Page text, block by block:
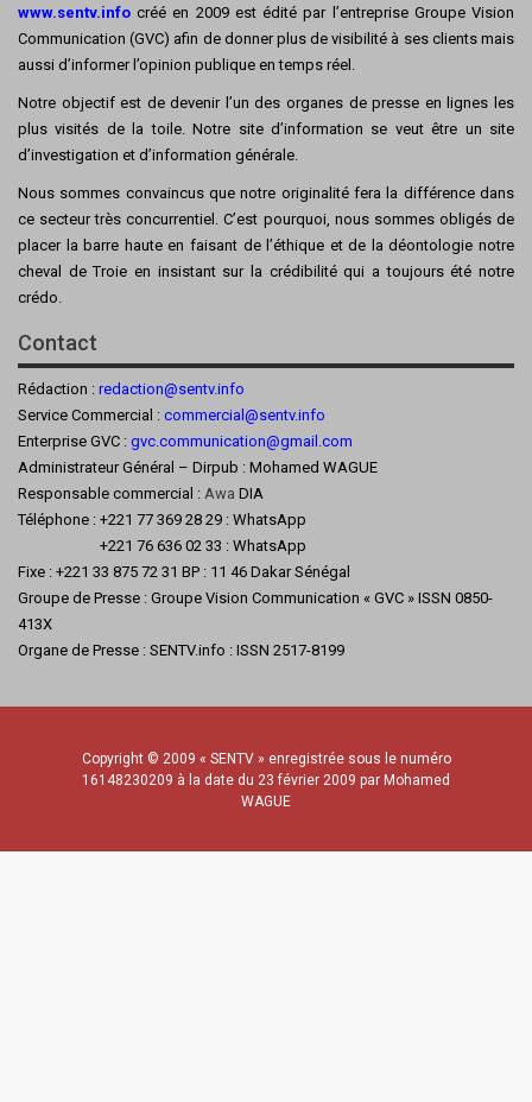
www.sentv.info créé en 2009 est édité par l’entreprise Groupe Vision
Communication (GVC) afin de donner plus de visibilité à ses clients mais
aussi d’informer l’opinion publique en temps réel.
Notre objectif est de devenir l’un des organes de presse en lignes les
plus visités de la toile. Notre site d’information se veut être un site
d’investigation et d’information générale.
Nous sommes convaincus que notre originalité fera la différence dans
ce secteur très concurrentiel. C’est pourquoi, nous sommes obligés de
placer la barre haute en faisant de l’éthique et de la déontologie notre
cheval de Troie en insistant sur la crédibilité qui a toujours été notre
crédo.
Contact
Rédaction : redaction@sentv.info
Service Commercial : commercial@sentv.info
Enterprise GVC : gvc.communication@gmail.com
Administrateur Général – Dirpub : Mohamed WAGUE
Responsable commercial : Awa DIA
Téléphone : +221 77 369 28 29 : WhatsApp
+221 76 636 02 33 : WhatsApp
Fixe : +221 33 875 72 31 BP : 11 46 Dakar Sénégal
Groupe de Presse : Groupe Vision Communication « GVC » ISSN 0850-
413X
Organe de Presse : SENTV.info : ISSN 2517-8199
Copyright © 2009 « SENTV » enregistrée sous le numéro
16148230209 à la date du 23 février 2009 par Mohamed
WAGUE